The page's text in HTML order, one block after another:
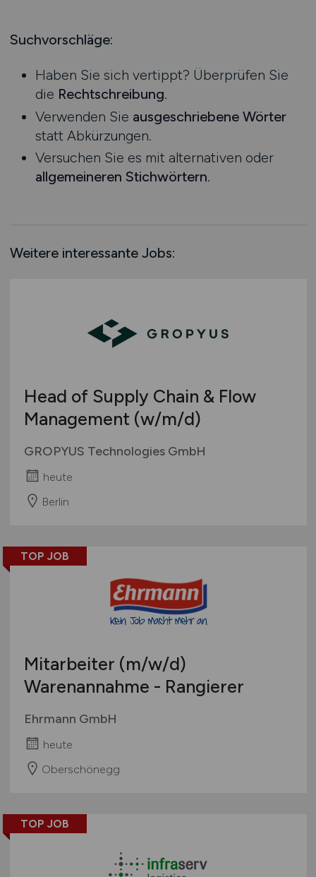
Schienen- / Straßen- / Luft- / Seefracht
Supply Chain Management
Vertrieb / Verkauf / Handel
Zoll / Behörden
Sonstige
Mecklenburg-Vorpommern
Nordrhein-Westfalen
Rheinland-Pfalz
Saarland
Sachsen
Sachsen-Anhalt
Schleswig-Holstein
Schweiz
Suchvorschläge:
Haben Sie sich vertippt? Überprüfen Sie
die Rechtschreibung.
Verwenden Sie ausgeschriebene Wörter
statt Abkürzungen.
Versuchen Sie es mit alternativen oder
allgemeineren Stichwörtern.
Weitere interessante Jobs:
Head of Supply Chain & Flow
Management (w/m/d)
GROPYUS Technologies GmbH
heute
Berlin
TOP JOB
Mitarbeiter (m/w/d)
Warenannahme - Rangierer
Ehrmann GmbH
heute
Oberschönegg
TOP JOB